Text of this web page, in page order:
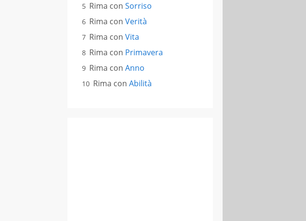
Rima con Sorriso
Rima con Verità
Rima con Vita
Rima con Primavera
Rima con Anno
Rima con Abilità